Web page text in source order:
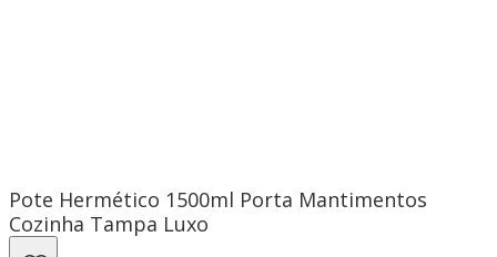
Pote Hermético 1500ml Porta Mantimentos
Cozinha Tampa Luxo